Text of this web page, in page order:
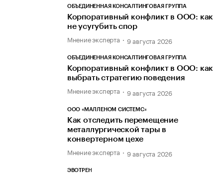
ОБЪЕДИНЕННАЯ КОНСАЛТИНГОВАЯ ГРУППА
Корпоративный конфликт в ООО: как
не усугубить спор
Мнение эксперта 9 августа 2026
ОБЪЕДИНЕННАЯ КОНСАЛТИНГОВАЯ ГРУППА
Корпоративный конфликт в ООО: как
выбрать стратегию поведения
Мнение эксперта 9 августа 2026
ООО «МАЛЛЕНОМ СИСТЕМС»
Как отследить перемещение
металлургической тары в
конвертерном цехе
Мнение эксперта 9 августа 2026
ЭВОТРЕН